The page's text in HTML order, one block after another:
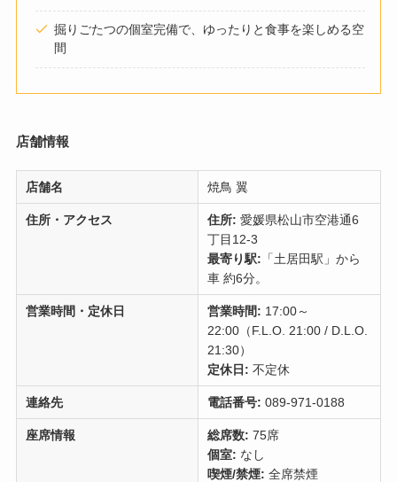
掘りごたつの個室完備で、ゆったりと食事を楽しめる空
間
店舗情報
店舗名 焼鳥 翼
住所・アクセス 住所: 愛媛県松山市空港通6
丁目12-3
最寄り駅: 「土居田駅」から
車 約6分。
営業時間・定休日 営業時間: 17:00～
22:00（F.L.O. 21:00 / D.L.O.
21:30）
定休日: 不定休
連絡先 電話番号: 089-971-0188
座席情報 総席数: 75席
個室: なし
喫煙/禁煙: 全席禁煙